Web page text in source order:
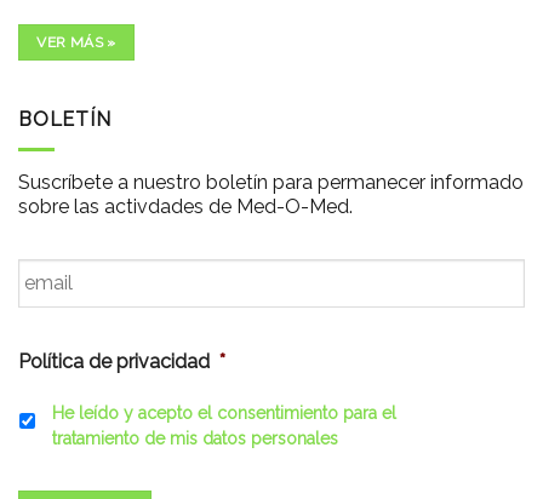
VER MÁS »
BOLETÍN
Suscríbete a nuestro boletín para permanecer informado
sobre las activdades de Med-O-Med.
Email *
Política de privacidad *
He leído y acepto el consentimiento para el
tratamiento de mis datos personales